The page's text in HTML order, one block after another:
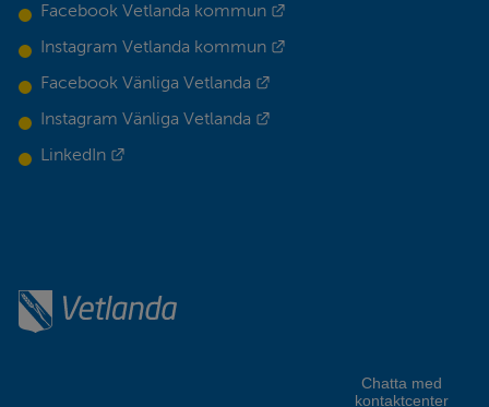
Facebook Vetlanda kommun
Instagram Vetlanda kommun
Facebook Vänliga Vetlanda
Instagram Vänliga Vetlanda
LinkedIn